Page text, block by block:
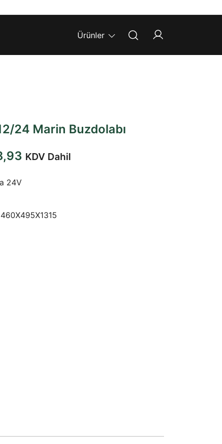
Ürünler
24 Marin Buzdolabı
Şu
₺25.178,93.
KDV Dahil
24V